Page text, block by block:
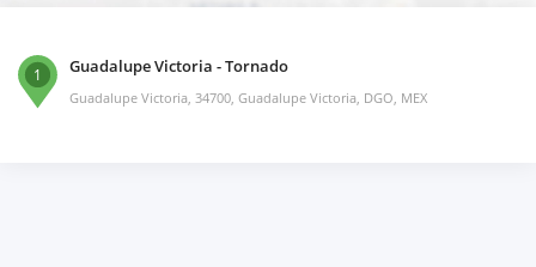
1 Guadalupe Victoria - Tornado
Guadalupe Victoria, 34700, Guadalupe Victoria, DGO, MEX